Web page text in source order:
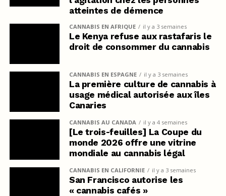
atteintes de démence
CANNABIS EN AFRIQUE il y a 3 semaines
Le Kenya refuse aux rastafaris le
droit de consommer du cannabis
CANNABIS EN ESPAGNE il y a 3 semaines
La première culture de cannabis à
usage médical autorisée aux îles
Canaries
CANNABIS AU CANADA il y a 4 semaines
[Le trois-feuilles] La Coupe du
monde 2026 offre une vitrine
mondiale au cannabis légal
CANNABIS EN CALIFORNIE il y a 3 semaines
San Francisco autorise les
« cannabis cafés »